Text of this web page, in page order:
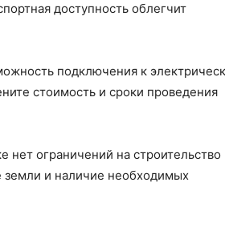
доступность облегчит
подключения к
стоимость и сроки проведения
нет ограничений на строительство
земли и наличие необходимых